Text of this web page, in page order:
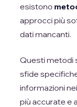
esistono
approcci più
dati mancanti.
Questi metodi
sfide
informazioni
più accurate e